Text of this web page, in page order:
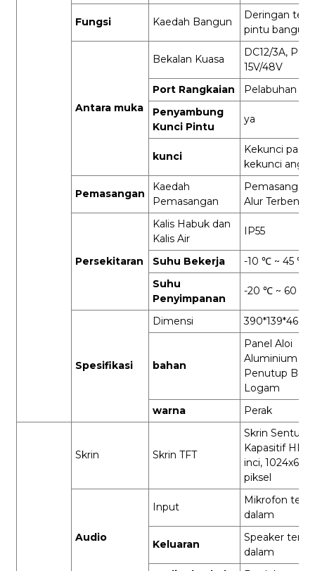
Fungsi Kaedah Bangun
Deringan
pintu bangun
Antara muka
Bekalan Kuasa
DC12/3A, POE
15V/48V
Port Rangkaian
Pelabuhan
Penyambung
Kunci Pintu
ya
kunci
Kekunci pad
kekunci angka
Pemasangan
Kaedah
Pemasangan
Pemasangan
Alur Terbenam
Persekitaran
Kalis Habuk dan
Kalis Air
IP55
Suhu Bekerja
-10 ℃ ~ 45 ℃
Suhu
Penyimpanan
-20 ℃ ~ 60 ℃
Spesifikasi
Dimensi
bahan
Panel Aloi
Aluminium +
Penutup
Logam
warna
Perak
Skrin Skrin TFT
Skrin Sentuh
Kapasitif HD
inci, 1024x600
piksel
Audio
Input
Mikrofon
dalam
Keluaran
Speaker
dalam